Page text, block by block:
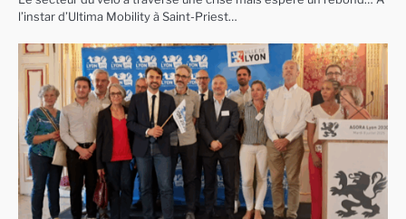
l’instar d’Ultima Mobility à Saint-Priest…